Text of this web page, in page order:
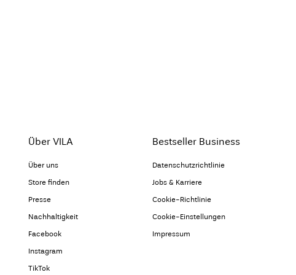
Über VILA
Über uns
Store finden
Presse
Nachhaltigkeit
Facebook
Instagram
TikTok
Bestseller Business
Datenschutzrichtlinie
Jobs & Karriere
Cookie-Richtlinie
Cookie-Einstellungen
Impressum